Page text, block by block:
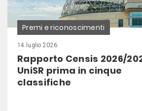
Premi e riconoscimenti
14 luglio 2026
Rapporto Censis 2026/
UniSR prima in cinque
classifiche